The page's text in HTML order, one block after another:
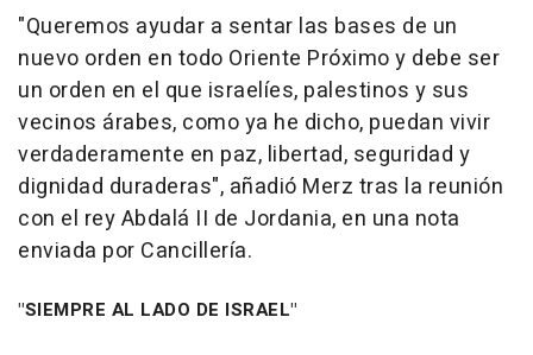
"Queremos ayudar a sentar las bases de un
nuevo orden en todo Oriente Próximo y debe ser
un orden en el que israelíes, palestinos y sus
vecinos árabes, como ya he dicho, puedan vivir
verdaderamente en paz, libertad, seguridad y
dignidad duraderas", añadió Merz tras la reunión
con el rey Abdalá II de Jordania, en una nota
enviada por Cancillería.
"SIEMPRE AL LADO DE ISRAEL"